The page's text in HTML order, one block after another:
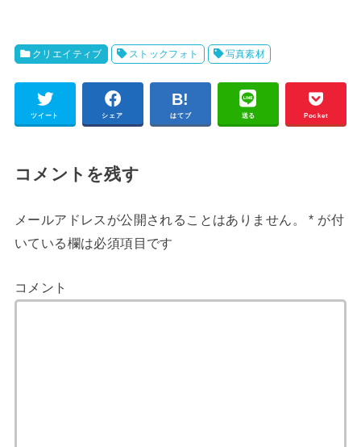
クリエイティブ ストックフォト 写真素材
ツイート シェア はてブ 送る Pocket
コメントを残す
メールアドレスが公開されることはありません。 * が付
いている欄は必須項目です
コメント